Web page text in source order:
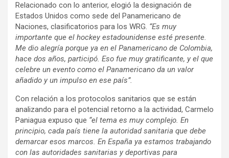
Relacionado con lo anterior, elogió la designación de
Estados Unidos como sede del Panamericano de
Naciones, clasificatorios para los WRG. “Es muy
importante que el hockey estadounidense esté presente.
Me dio alegría porque ya en el Panamericano de Colombia,
hace dos años, participó. Eso fue muy gratificante, y el que
celebre un evento como el Panamericano da un valor
añadido y un impulso en ese país”.
Con relación a los protocolos sanitarios que se están
analizando para el potencial retorno a la actividad, Carmelo
Paniagua expuso que “el tema es muy complejo. En
principio, cada país tiene la autoridad sanitaria que debe
demarcar esos marcos. En España ya estamos trabajando
con las autoridades sanitarias y deportivas para